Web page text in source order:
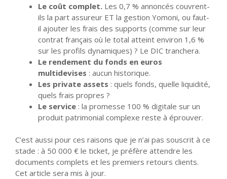
Le coût complet. Les 0,7 % annoncés couvrent-
ils la part assureur ET la gestion Yomoni, ou faut-
il ajouter les frais des supports (comme sur leur
contrat français où le total atteint environ 1,6 %
sur les profils dynamiques) ? Le DIC tranchera.
Le rendement du fonds en euros
multidevises : aucun historique.
Les private assets : quels fonds, quelle liquidité,
quels frais propres ?
Le service : la promesse 100 % digitale sur un
produit patrimonial complexe reste à éprouver.
C’est aussi pour ces raisons que je n’ai pas souscrit à ce
stade : à 50 000 € le ticket, je préfère attendre les
documents complets et les premiers retours clients.
Cet article sera mis à jour.